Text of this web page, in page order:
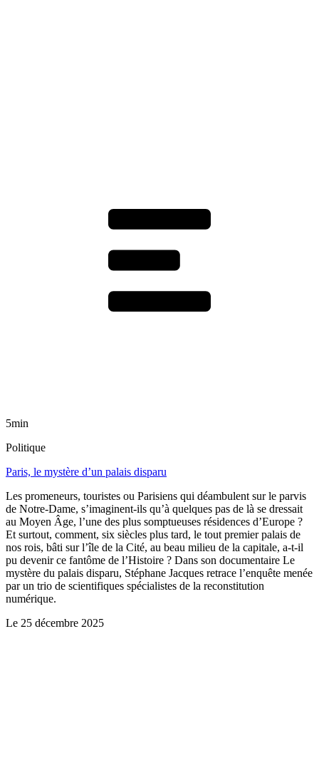
5min
Politique
Paris, le mystère d’un palais disparu
Les promeneurs, touristes ou Parisiens qui déambulent sur le parvis
de Notre-Dame, s’imaginent-ils qu’à quelques pas de là se dressait
au Moyen Âge, l’une des plus somptueuses résidences d’Europe ?
Et surtout, comment, six siècles plus tard, le tout premier palais de
nos rois, bâti sur l’île de la Cité, au beau milieu de la capitale, a-t-il
pu devenir ce fantôme de l’Histoire ? Dans son documentaire Le
mystère du palais disparu, Stéphane Jacques retrace l’enquête menée
par un trio de scientifiques spécialistes de la reconstitution
numérique.
Le 25 décembre 2025